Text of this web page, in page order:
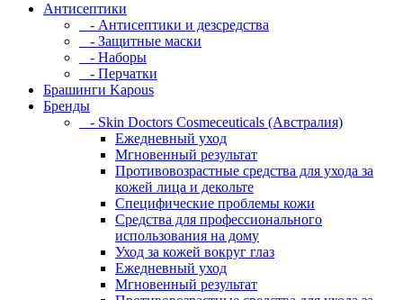
Антисептики
- Антисептики и дезсредства
- Защитные маски
- Наборы
- Перчатки
Брашинги Kapous
Бренды
- Skin Doctors Cosmeceuticals (Австралия)
Ежедневный уход
Мгновенный результат
Противовозрастные средства для ухода за
кожей лица и декольте
Специфические проблемы кожи
Средства для профессионального
использования на дому
Уход за кожей вокруг глаз
Ежедневный уход
Мгновенный результат